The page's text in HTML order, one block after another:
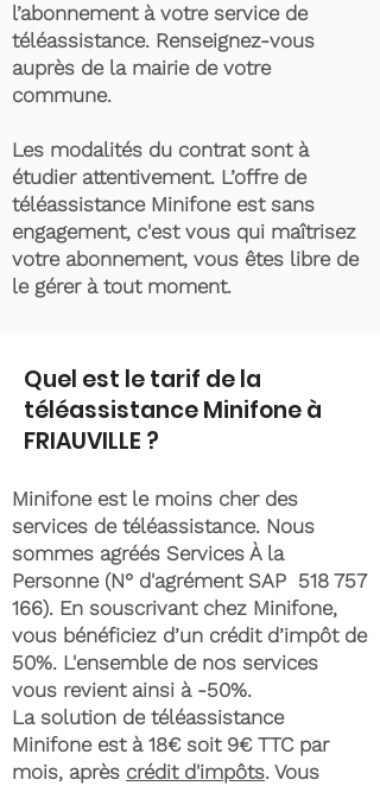
l’abonnement à votre service de
téléassistance. Renseignez-vous
auprès de la mairie de votre
commune.
Les modalités du contrat sont à
étudier attentivement. L’offre de
téléassistance Minifone est sans
engagement, c'est vous qui maîtrisez
votre abonnement, vous êtes libre de
le gérer à tout moment.
Quel est le tarif de la
téléassistance Minifone à
FRIAUVILLE ?
Minifone est le moins cher des
services de téléassistance. Nous
sommes agréés Services À la
Personne (N° d'agrément SAP 518 757
166). En souscrivant chez Minifone,
vous bénéficiez d’un crédit d’impôt de
50%. L'ensemble de nos services
vous revient ainsi à -50%.
La solution de téléassistance
Minifone est à 18€ soit 9€ TTC par
mois, après crédit d'impôts. Vous